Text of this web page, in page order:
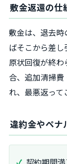
敷金返還の仕
敷金は、退去
ばそこから差し
原状回復が終
合、追加清掃
れ、最悪返って
違約金やペナ